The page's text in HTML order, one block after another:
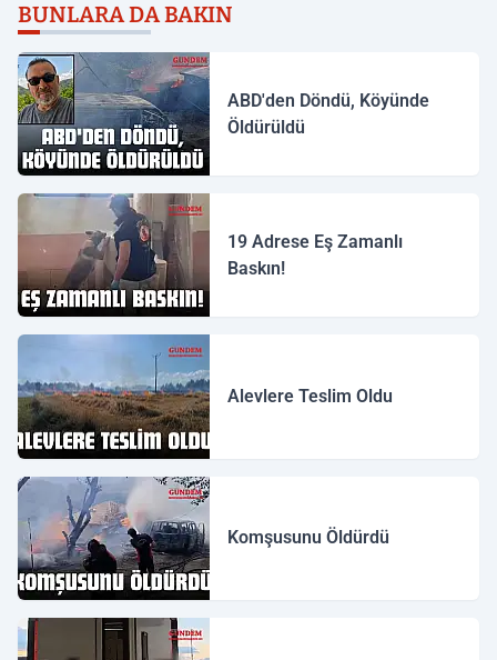
BUNLARA DA BAKIN
ABD'den Döndü, Köyünde
Öldürüldü
19 Adrese Eş Zamanlı
Baskın!
Alevlere Teslim Oldu
Komşusunu Öldürdü